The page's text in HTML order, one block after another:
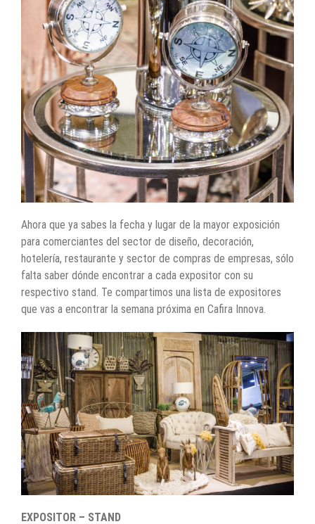
Ahora que ya sabes la fecha y lugar de la mayor exposición
para comerciantes del sector de diseño, decoración,
hotelería, restaurante y sector de compras de empresas, sólo
falta saber dónde encontrar a cada expositor con su
respectivo stand. Te compartimos una lista de expositores
que vas a encontrar la semana próxima en Cafira Innova.
EXPOSITOR – STAND